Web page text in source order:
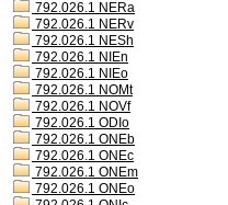
792.026.1 NERa
792.026.1 NERv
792.026.1 NESh
792.026.1 NIEn
792.026.1 NIEo
792.026.1 NOMt
792.026.1 NOVf
792.026.1 ODIo
792.026.1 ONEb
792.026.1 ONEc
792.026.1 ONEm
792.026.1 ONEo